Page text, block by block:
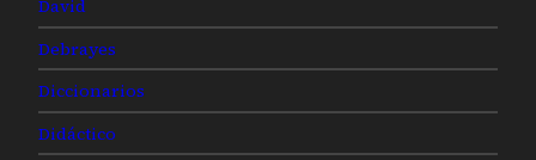
David
Debrayes
Diccionarios
Didáctico